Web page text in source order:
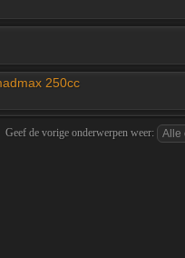
250cc
Geef de vorige onderwerpen weer: